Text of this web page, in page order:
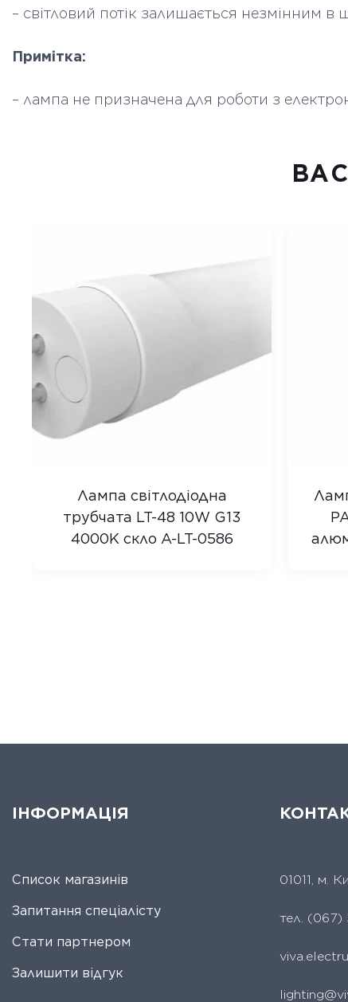
– світловий потік залишається незмінним
Примітка:
– лампа не призначена для роботи з
Лампа світлодіодна
трубчата LT-48 10W G13
4000K скло A-LT-0586
ІНФОРМАЦІЯ
Список магазинів
Запитання спеціалісту
Стати партнером
Залишити відгук
01011, м.
тел. (067)